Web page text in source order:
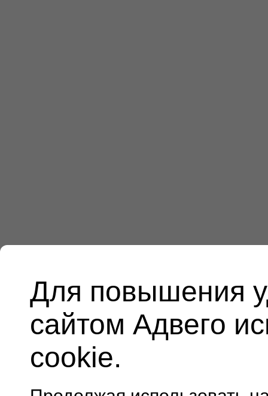
Для повышения
сайтом Адвего
cookie.